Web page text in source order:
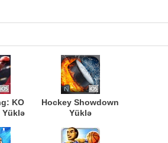
KO
Hockey Showdown
Yüklə